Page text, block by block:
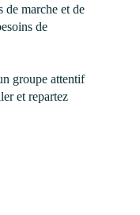
de marche et de
de
groupe attentif
et repartez